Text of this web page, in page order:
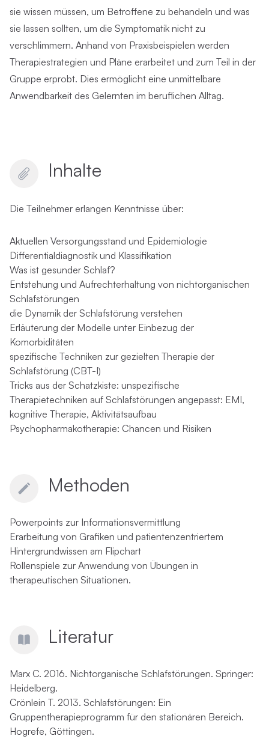
sie wissen müssen, um Betroffene zu behandeln und was
sie lassen sollten, um die Symptomatik nicht zu
verschlimmern. Anhand von Praxisbeispielen werden
Therapiestrategien und Pläne erarbeitet und zum Teil in der
Gruppe erprobt. Dies ermöglicht eine unmittelbare
Anwendbarkeit des Gelernten im beruflichen Alltag.
Inhalte
Die Teilnehmer erlangen Kenntnisse über:
Aktuellen Versorgungsstand und Epidemiologie
Differentialdiagnostik und Klassifikation
Was ist gesunder Schlaf?
Entstehung und Aufrechterhaltung von nichtorganischen
Schlafstörungen
die Dynamik der Schlafstörung verstehen
Erläuterung der Modelle unter Einbezug der
Komorbiditäten
spezifische Techniken zur gezielten Therapie der
Schlafstörung (CBT-I)
Tricks aus der Schatzkiste: unspezifische
Therapietechniken auf Schlafstörungen angepasst: EMI,
kognitive Therapie, Aktivitätsaufbau
Psychopharmakotherapie: Chancen und Risiken
Methoden
Powerpoints zur Informationsvermittlung
Erarbeitung von Grafiken und patientenzentriertem
Hintergrundwissen am Flipchart
Rollenspiele zur Anwendung von Übungen in
therapeutischen Situationen.
Literatur
Marx C. 2016. Nichtorganische Schlafstörungen. Springer:
Heidelberg.
Crönlein T. 2013. Schlafstörungen: Ein
Gruppentherapieprogramm für den stationären Bereich.
Hogrefe, Göttingen.